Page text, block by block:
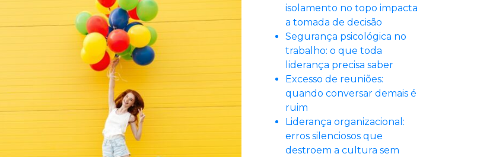
isolamento no topo impacta
a tomada de decisão
Segurança psicológica no
trabalho: o que toda
liderança precisa saber
Excesso de reuniões:
quando conversar demais é
ruim
Liderança organizacional:
erros silenciosos que
destroem a cultura sem